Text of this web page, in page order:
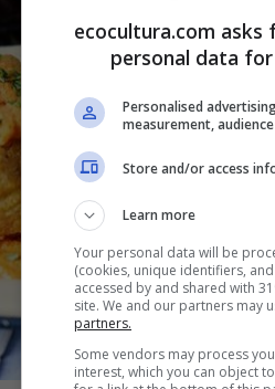
ecocultura.com
personal data
Personalised
measurement,
Store and/or access
Learn more
Your personal data will be
(cookies, unique identifiers,
accessed by and shared with
site. We and our partners may
partners.
Some vendors may process
interest, which you can object